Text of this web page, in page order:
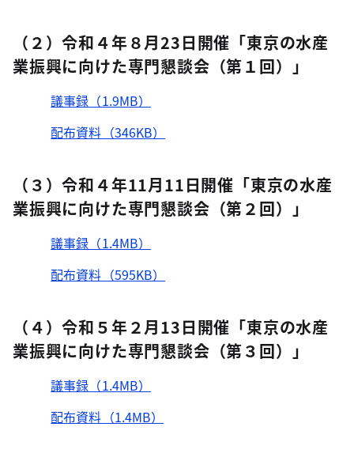
（２）令和４年８月23日開催「東京の水産
業振興に向けた専門懇談会（第１回）」
議事録（1.9MB）
配布資料（346KB）
（３）令和４年11月11日開催「東京の水産
業振興に向けた専門懇談会（第２回）」
議事録（1.4MB）
配布資料（595KB）
（４）令和５年２月13日開催「東京の水産
業振興に向けた専門懇談会（第３回）」
議事録（1.4MB）
配布資料（1.4MB）